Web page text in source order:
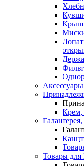
Крем,
Товары для